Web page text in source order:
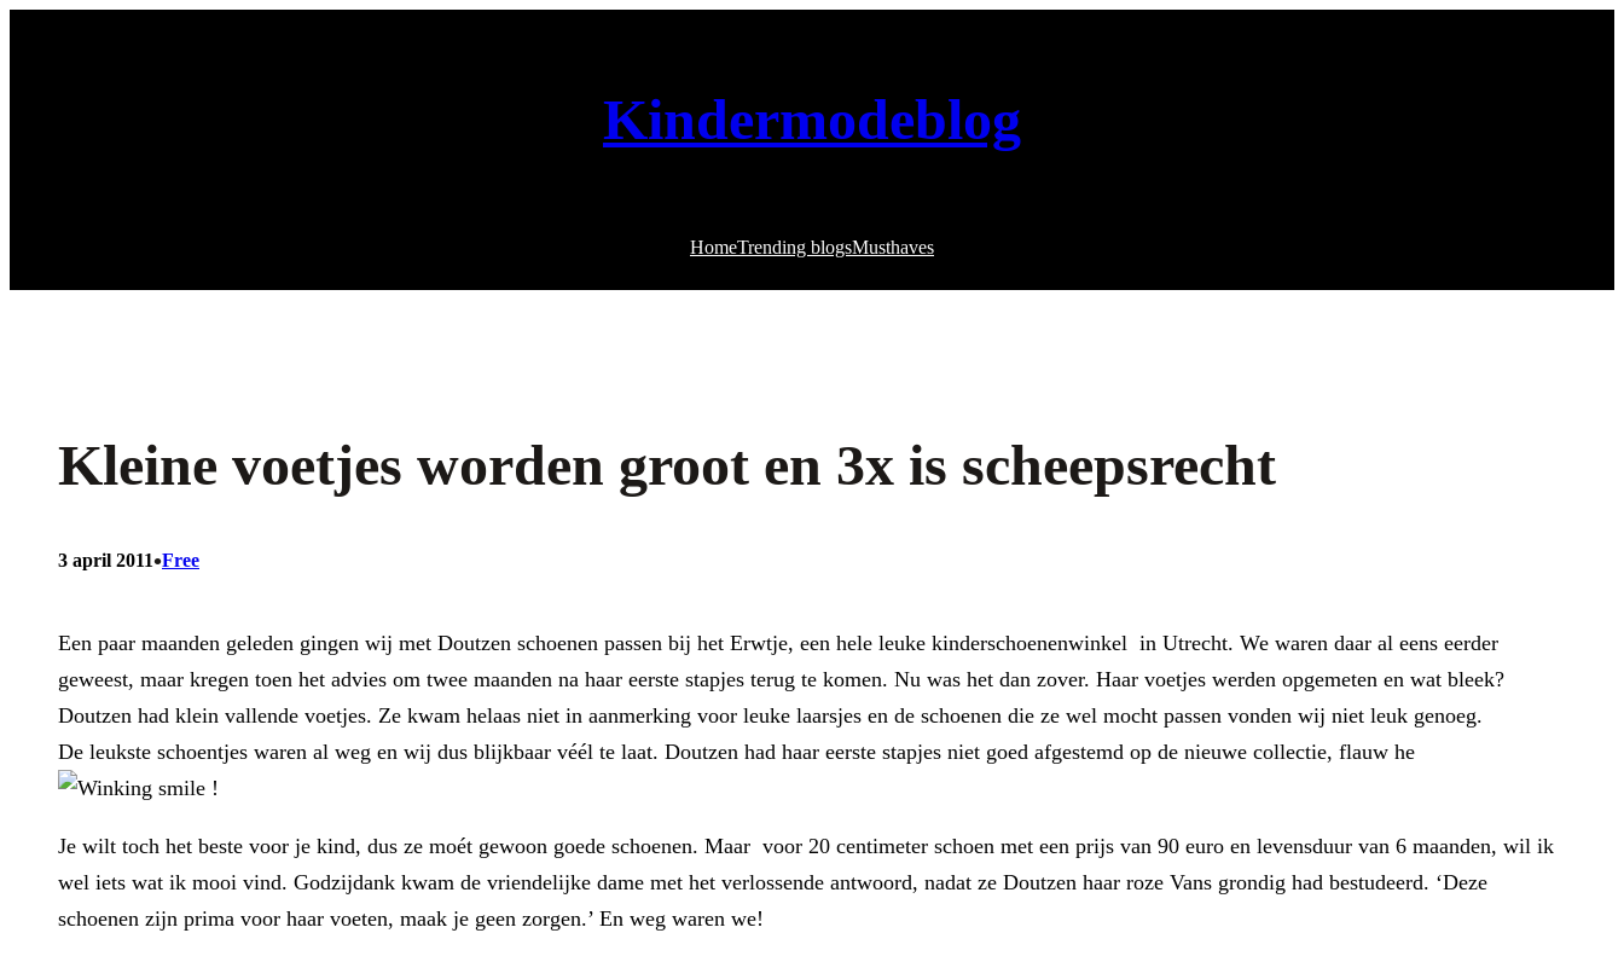
Kindermodeblog
HomeTrending blogsMusthaves
Kleine voetjes worden groot en 3x is scheepsrecht
3 april 2011•Free
Een paar maanden geleden gingen wij met Doutzen schoenen passen bij het Erwtje, een hele leuke kinderschoenenwinkel in Utrecht. We waren daar al eens eerder
geweest, maar kregen toen het advies om twee maanden na haar eerste stapjes terug te komen. Nu was het dan zover. Haar voetjes werden opgemeten en wat bleek?
Doutzen had klein vallende voetjes. Ze kwam helaas niet in aanmerking voor leuke laarsjes en de schoenen die ze wel mocht passen vonden wij niet leuk genoeg.
De leukste schoentjes waren al weg en wij dus blijkbaar véél te laat. Doutzen had haar eerste stapjes niet goed afgestemd op de nieuwe collectie, flauw he
!
Je wilt toch het beste voor je kind, dus ze moét gewoon goede schoenen. Maar voor 20 centimeter schoen met een prijs van 90 euro en levensduur van 6 maanden, wil ik
wel iets wat ik mooi vind. Godzijdank kwam de vriendelijke dame met het verlossende antwoord, nadat ze Doutzen haar roze Vans grondig had bestudeerd. ‘Deze
schoenen zijn prima voor haar voeten, maak je geen zorgen.’ En weg waren we!